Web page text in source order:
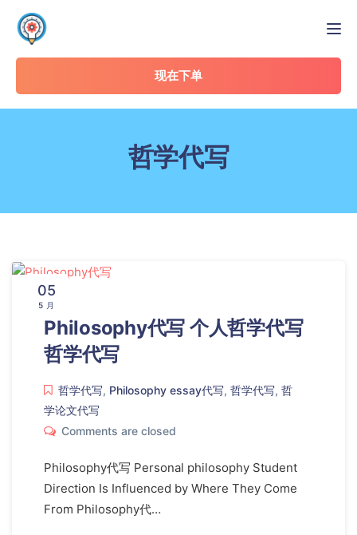
现在下单
哲学代写
05
5 月
Philosophy代写 个人哲学代写
哲学代写
哲学代写, Philosophy essay代写, 哲学代写, 哲
学论文代写
Comments are closed
Philosophy代写 Personal philosophy Student
Direction Is Influenced by Where They Come
From Philosophy代…